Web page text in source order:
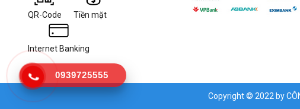
QR-Code Tiền mặt
Internet Banking
Copyright © 2022 by
0939725555